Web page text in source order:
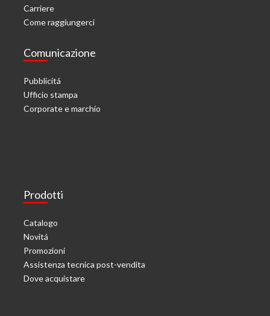
Carriere
Come raggiungerci
Comunicazione
Pubblicitá
Ufficio stampa
Corporate e marchio
Prodotti
Catalogo
Novitá
Promozioni
Assistenza tecnica post-vendita
Dove acquistare